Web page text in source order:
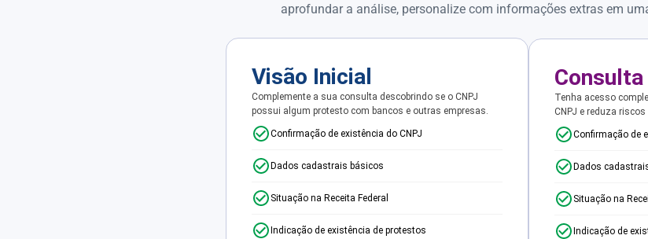
aprofundar a análise, personalize com informações extras em
Visão Inicial
Complemente a sua consulta descobrindo se o CNPJ
possui algum protesto com bancos e outras empresas.
Confirmação de existência do CNPJ
Dados cadastrais básicos
Situação na Receita Federal
Indicação de existência de protestos
Tenha acesso
CNPJ e reduza
Confirmação de
Dados
Situação na
Indicação de